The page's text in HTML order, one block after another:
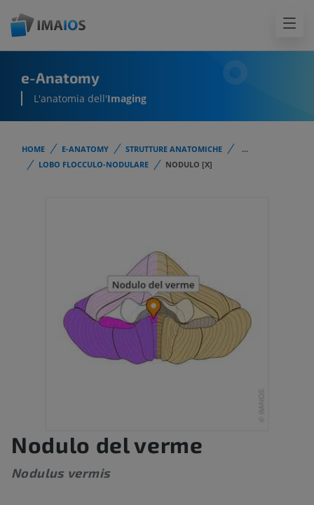
e-Anatomy
L'anatomia dell'Imaging
HOME E-ANATOMY STRUTTURE ANATOMICHE
...
LOBO FLOCCULO-NODULARE
NODULO [X]
Nodulo del verme
Nodulus vermis